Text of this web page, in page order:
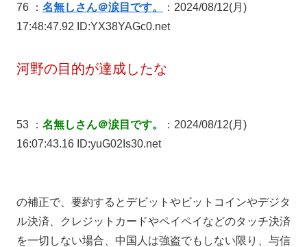
76 ： 名無しさん＠涙目です。
：2024/08/12(月)
17:48:47.92 ID:YX38YAGc0.net
河野の目的が達成したな
53 ： 名無しさん＠涙目です。
：2024/08/12(月)
16:07:43.16 ID:yuG02Is30.net
の補正で、要約するとデビットやビットコインやデジタ
ル決済、クレジットカードやペイペイなどのタッチ決済
を一切しない場合、中国人は強盗でもしない限り、与信